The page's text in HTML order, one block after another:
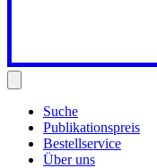
Suche
Publikationspreis
Bestellservice
Über uns